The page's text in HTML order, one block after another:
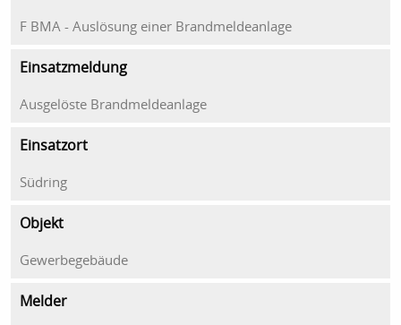
F BMA - Auslösung einer Brandmeldeanlage
Einsatzmeldung
Ausgelöste Brandmeldeanlage
Einsatzort
Südring
Objekt
Gewerbegebäude
Melder